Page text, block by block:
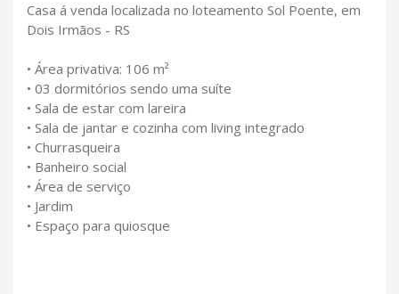
Casa á venda localizada no loteamento Sol Poente, em
Dois Irmãos - RS
• Área privativa: 106 m²
• 03 dormitórios sendo uma suíte
• Sala de estar com lareira
• Sala de jantar e cozinha com living integrado
• Churrasqueira
• Banheiro social
• Área de serviço
• Jardim
• Espaço para quiosque